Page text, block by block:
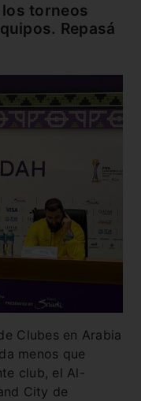
los torneos
Repasá
Clubes en Arabia
menos que
club, el Al-
City de